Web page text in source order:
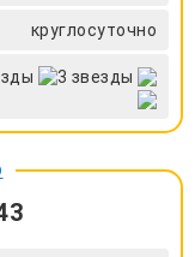
круглосуточно